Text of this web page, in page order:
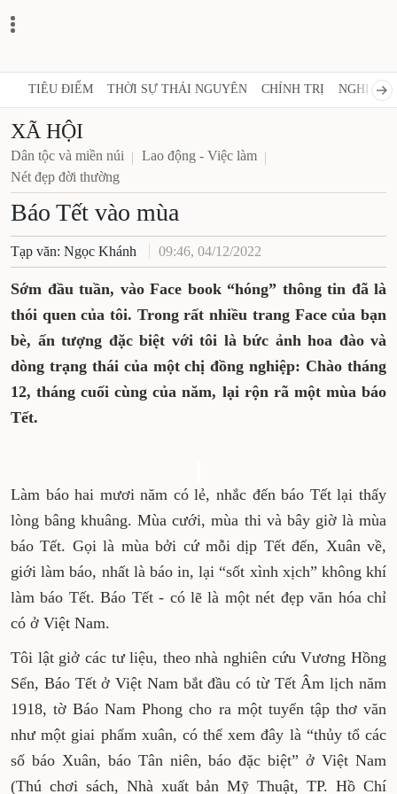
TIÊU ĐIỂM THỜI SỰ THÁI NGUYÊN CHÍNH TRỊ NGHỊ
XÃ HỘI
Dân tộc và miền núi
Lao động - Việc làm
Nét đẹp đời thường
Báo Tết vào mùa
Tạp văn: Ngọc Khánh 09:46, 04/12/2022
Sớm đầu tuần, vào Face book “hóng” thông tin đã là
thói quen của tôi. Trong rất nhiều trang Face của bạn
bè, ấn tượng đặc biệt với tôi là bức ảnh hoa đào và
dòng trạng thái của một chị đồng nghiệp: Chào tháng
12, tháng cuối cùng của năm, lại rộn rã một mùa báo
Tết.
Làm báo hai mươi năm có lẻ, nhắc đến báo Tết lại thấy
lòng bâng khuâng. Mùa cưới, mùa thi và bây giờ là mùa
báo Tết. Gọi là mùa bởi cứ mỗi dịp Tết đến, Xuân về,
giới làm báo, nhất là báo in, lại “sốt xình xịch” không khí
làm báo Tết. Báo Tết - có lẽ là một nét đẹp văn hóa chỉ
có ở Việt Nam.
Tôi lật giở các tư liệu, theo nhà nghiên cứu Vương Hồng
Sển, Báo Tết ở Việt Nam bắt đầu có từ Tết Âm lịch năm
1918, tờ Báo Nam Phong cho ra một tuyển tập thơ văn
như một giai phẩm xuân, có thể xem đây là “thủy tổ các
số báo Xuân, báo Tân niên, báo đặc biệt” ở Việt Nam
(Thú chơi sách, Nhà xuất bản Mỹ Thuật, TP. Hồ Chí